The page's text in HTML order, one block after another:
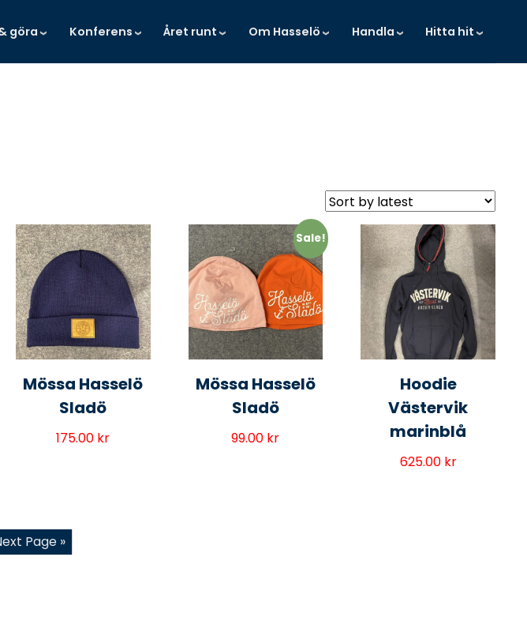
göra Konferens Året runt Om Hasselö Handla Hitta hit
Mössa Hasselö
Sladö
175.00 kr
Sale!
Mössa Hasselö
Sladö
99.00 kr
Hoodie
Västervik
marinblå
625.00 kr
Page »